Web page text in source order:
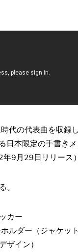
代の代表曲を収録
日本限定の手書き
9月29日リリース
。
カー
ルダー（ジャケット
イン）